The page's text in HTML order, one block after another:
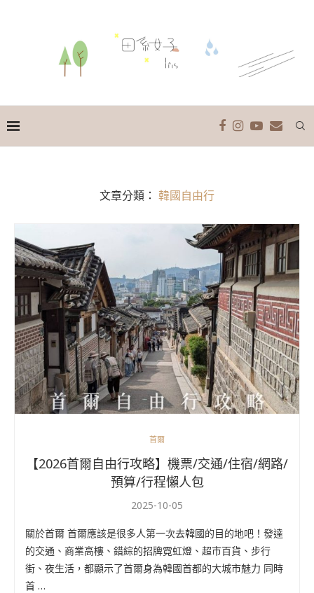
文章分類： 韓國自由行
首爾
【2026首爾自由行攻略】機票/交通/住宿/網路/
預算/行程懶人包
2025-10-05
關於首爾 首爾應該是很多人第一次去韓國的目的地吧！發達
的交通、商業高樓、錯綜的招牌霓虹燈、超市百貨、步行
街、夜生活，都顯示了首爾身為韓國首都的大城市魅力 同時
首 …